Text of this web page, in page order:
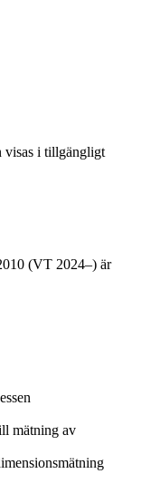
visas i tillgängligt
(VT 2024–) är
mätning av